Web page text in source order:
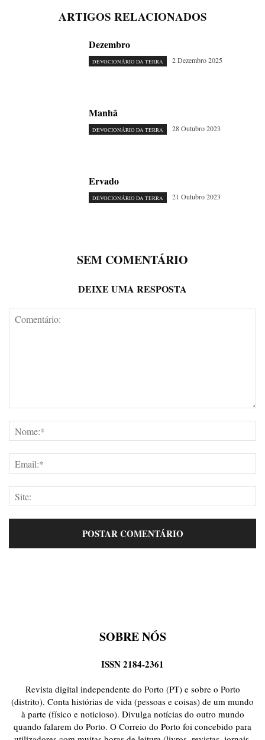
ARTIGOS RELACIONADOS
Dezembro
DEVOCIONÁRIO DA TERRA 2 Dezembro 2025
Manhã
DEVOCIONÁRIO DA TERRA 28 Outubro 2023
Ervado
DEVOCIONÁRIO DA TERRA 21 Outubro 2023
SEM COMENTÁRIO
DEIXE UMA RESPOSTA
SOBRE NÓS
ISSN 2184-2361
Revista digital independente do Porto (PT) e sobre o Porto
(distrito). Conta histórias de vida (pessoas e coisas) de um mundo
à parte (físico e noticioso). Divulga notícias do outro mundo
quando falarem do Porto. O Correio do Porto foi concebido para